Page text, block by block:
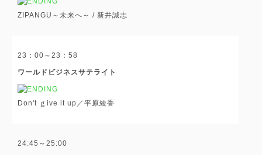
ZIPANGU～未来へ～ / 新井誠志
23：00～23：58
ワールドビジネスサテライト
Don't ｇive it up／平原綾香
24:45～25:00